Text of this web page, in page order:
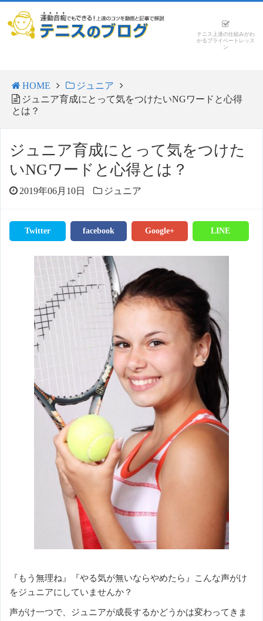
テニス上達の仕組みがわ
かるプライベートレッス
ン
HOME
ジュニア
ジュニア育成にとって気をつけたいNGワードと心得
とは？
ジュニア育成にとって気をつけた
いNGワードと心得とは？
2019年06月10日 ジュニア
Twitter facebook Google+ LINE
『もう無理ね』『やる気が無いならやめたら』こんな声がけ
をジュニアにしていませんか？
声がけ一つで、ジュニアが成長するかどうかは変わってきま